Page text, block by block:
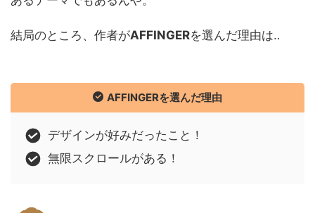
結局のところ、作者がAFFINGERを選んだ理由は‥
AFFINGERを選んだ理由
デザインが好みだったこと！
無限スクロールがある！